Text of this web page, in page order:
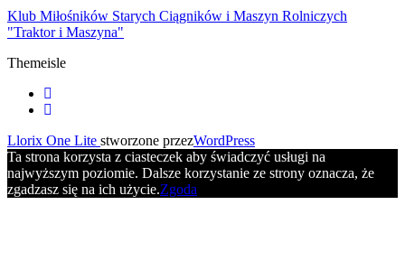
Klub Miłośników Starych Ciągników i Maszyn Rolniczych
"Traktor i Maszyna"
Themeisle
Drugie
menu
fa-
facebook
fa-
Llorix One Lite stworzone przezWordPress
Ta strona korzysta z ciasteczek aby świadczyć usługi na
najwyższym poziomie. Dalsze korzystanie ze strony oznacza, że
zgadzasz się na ich użycie.Zgoda